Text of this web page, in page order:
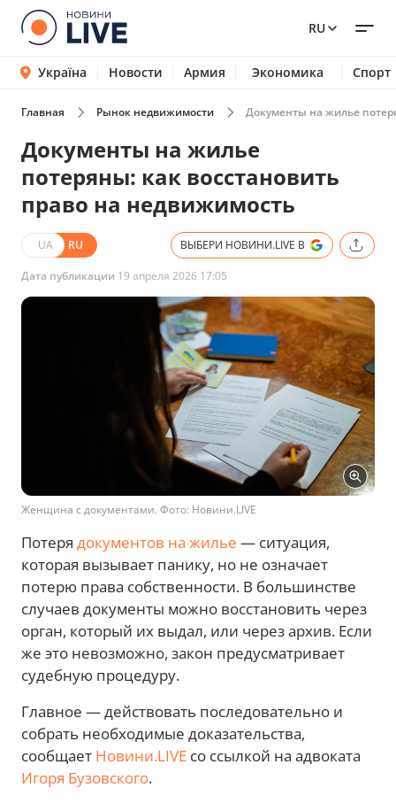
RU
Україна Новости Армия Экономика Спорт
Главная Рынок недвижимости Документы на жилье
Документы на жилье
потеряны: как восстановить
право на недвижимость
UA RU ВЫБЕРИ НОВИНИ.LIVE В
Дата публикации 19 апреля 2026 17:05
Женщина с документами. Фото: Новини.LIVE
Потеря документов на жилье — ситуация,
которая вызывает панику, но не означает
потерю права собственности. В большинстве
случаев документы можно восстановить через
орган, который их выдал, или через архив. Если
же это невозможно, закон предусматривает
судебную процедуру.
Главное — действовать последовательно и
собрать необходимые доказательства,
сообщает Новини.LIVE со ссылкой на адвоката
Игоря Бузовского.